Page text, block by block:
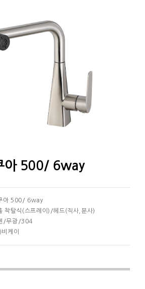
아 500/ 6way
아 500/ 6way
착탈식(스프레이)/헤드(직사,분사)
/무광/304
비케이